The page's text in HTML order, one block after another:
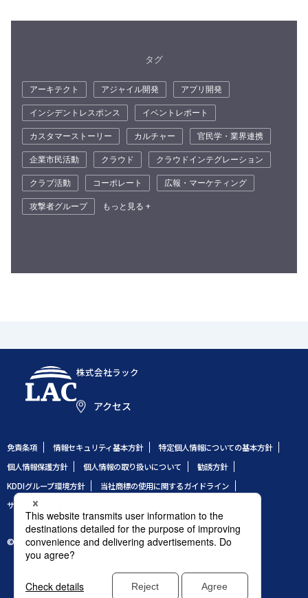
タグ
アーキテクト アジャイル開発
アプリ開発
インシデントレスポンス
イベントレポート
カスタマーストーリー
カルチャー
官民学・業界連携
企業市民活動
クラウド
クラウドインテグレーション
クラブ活動
コーポレート
広報・マーケティング
攻撃者グループ
もっと見る +
株式会社ラック
アクセス
免責条項 情報セキュリティ基本方針
特定個人情報についての基本方針
個人情報保護方針
個人情報の取り扱いについて
勧誘方針
KDDIグループ環境方針
当社商標の使用に関するガイドライン
サイトのご利用条件
© 1995 LAC Co., Ltd.